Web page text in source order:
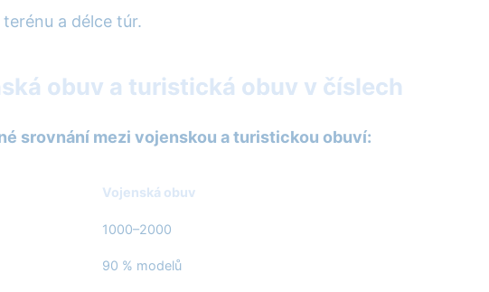
a délce túr.
obuv a turistická obuv v číslech
srovnání mezi vojenskou a turistickou obuví:
Vojenská obuv
1000–2000
90 % modelů